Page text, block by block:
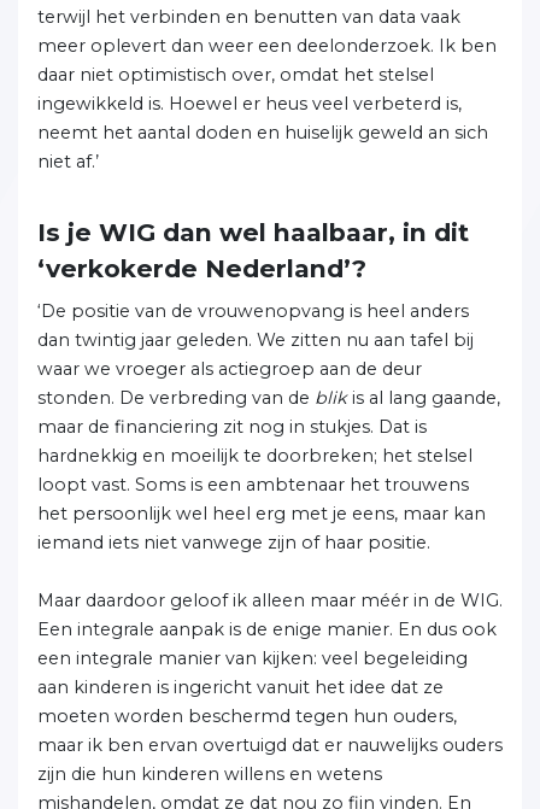
terwijl het verbinden en benutten van data vaak
meer oplevert dan weer een deelonderzoek. Ik ben
daar niet optimistisch over, omdat het stelsel
ingewikkeld is. Hoewel er heus veel verbeterd is,
neemt het aantal doden en huiselijk geweld an sich
niet af.’
Is je WIG dan wel haalbaar, in dit
‘verkokerde Nederland’?
‘De positie van de vrouwenopvang is heel anders
dan twintig jaar geleden. We zitten nu aan tafel bij
waar we vroeger als actiegroep aan de deur
stonden. De verbreding van de blikis al lang gaande,
maar de financiering zit nog in stukjes. Dat is
hardnekkig en moeilijk te doorbreken; het stelsel
loopt vast. Soms is een ambtenaar het trouwens
het persoonlijk wel heel erg met je eens, maar kan
iemand iets niet vanwege zijn of haar positie.
Maar daardoor geloof ik alleen maar méér in de WIG.
Een integrale aanpak is de enige manier. En dus ook
een integrale manier van kijken: veel begeleiding
aan kinderen is ingericht vanuit het idee dat ze
moeten worden beschermd tegen hun ouders,
maar ik ben ervan overtuigd dat er nauwelijks ouders
zijn die hun kinderen willens en wetens
mishandelen, omdat ze dat nou zo fijn vinden. En